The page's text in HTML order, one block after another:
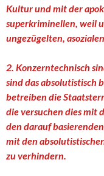
Kultur und mit der
superkriminellen, weil
ungezügelten,
2. Konzerntechnisch
sind das absolutistisch
betreiben die
die versuchen dies mit
den darauf
mit den
zu verhindern.